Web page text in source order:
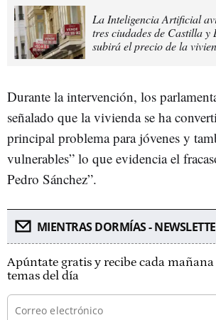
La Inteligencia Artificial
tres ciudades de Castilla y
subirá el precio de la
Durante la intervención, los
señalado que la vivienda se ha
principal problema para jóvenes y
vulnerables” lo que evidencia el
Pedro Sánchez”.
MIENTRAS DORMÍAS -
Apúntate gratis y recibe cada
temas del día